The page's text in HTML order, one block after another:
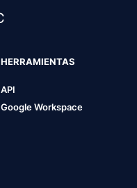
HERRAMIENTAS
API
Google Workspace